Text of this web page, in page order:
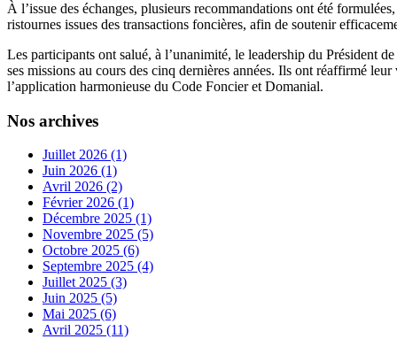
À l’issue des échanges, plusieurs recommandations ont été
ristournes issues des transactions foncières, afin de soutenir
Les participants ont salué, à l’unanimité, le leadership du
ses missions au cours des cinq dernières années. Ils ont réaffirmé
l’application harmonieuse du Code Foncier et Domanial.
Nos archives
Juillet 2026 (1)
Juin 2026 (1)
Avril 2026 (2)
Février 2026 (1)
Décembre 2025 (1)
Novembre 2025 (5)
Octobre 2025 (6)
Septembre 2025 (4)
Juillet 2025 (3)
Juin 2025 (5)
Mai 2025 (6)
Avril 2025 (11)